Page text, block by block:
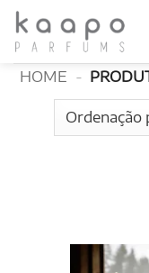
Skip
content
HOME -